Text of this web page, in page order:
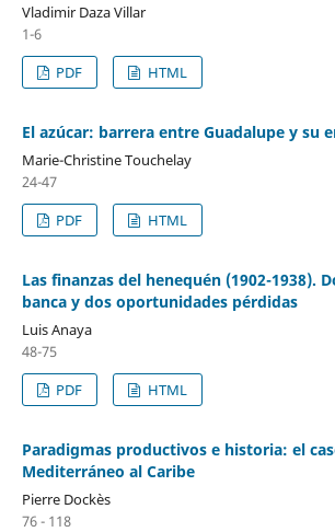
Vladimir Daza Villar
1-6
PDF
HTML
El azúcar: barrera entre Guadalupe y su
Marie-Christine Touchelay
24-47
PDF
HTML
Las finanzas del henequén (1902-1938).
banca y dos oportunidades pérdidas
Luis Anaya
48-75
PDF
HTML
Paradigmas productivos e historia: el
Mediterráneo al Caribe
Pierre Dockès
76 - 118